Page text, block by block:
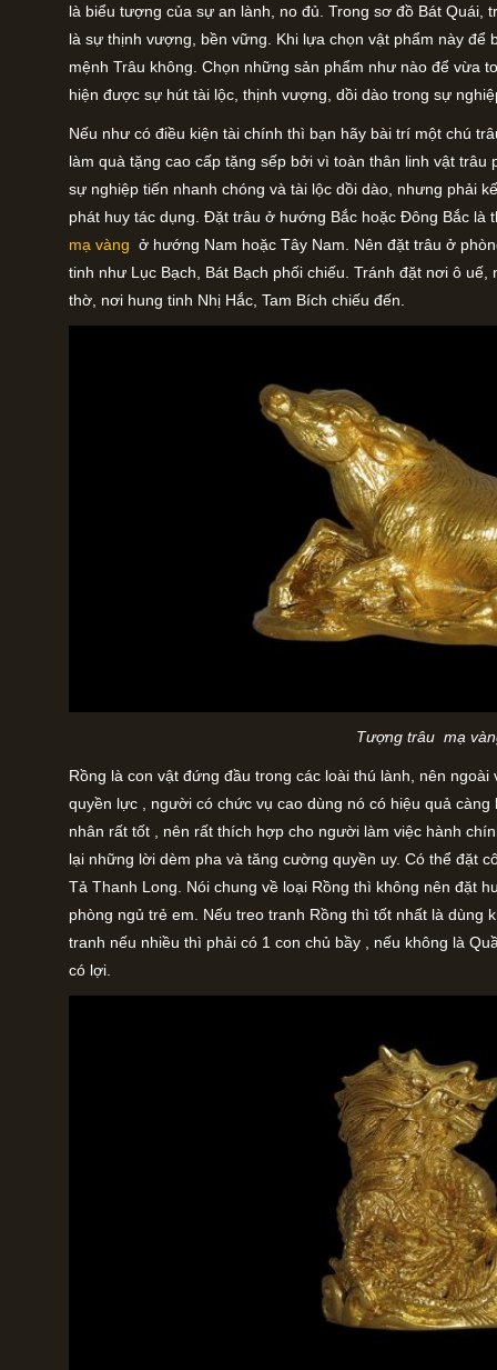
là biểu tượng của sự an lành, no đủ. Trong sơ đồ Bát Quái,
là sự thịnh vượng, bền vững. Khi lựa chọn vật phẩm này để
mệnh Trâu không. Chọn những sản phẩm như nào để vừa
hiện được sự hút tài lộc, thịnh vượng, dồi dào trong sự
Nếu như có điều kiện tài chính thì bạn hãy bài trí một chú
làm quà tặng cao cấp tặng sếp bởi vì toàn thân linh vật trâu
sự nghiệp tiến nhanh chóng và tài lộc dồi dào, nhưng phải
phát huy tác dụng. Đặt trâu ở hướng Bắc hoặc Đông Bắc
mạ vàng ở hướng Nam hoặc Tây Nam. Nên đặt trâu ở
tinh như Lục Bạch, Bát Bạch phối chiếu. Tránh đặt nơi ô
thờ, nơi hung tinh Nhị Hắc, Tam Bích chiếu đến.
Tượng trâu mạ
Rồng là con vật đứng đầu trong các loài thú lành, nên
quyền lực , người có chức vụ cao dùng nó có hiệu quả
nhân rất tốt , nên rất thích hợp cho người làm việc hành
lại những lời dèm pha và tăng cường quyền uy. Có thể đặt
Tả Thanh Long. Nói chung về loại Rồng thì không nên đặt
phòng ngủ trẻ em. Nếu treo tranh Rồng thì tốt nhất là dùng
tranh nếu nhiều thì phải có 1 con chủ bầy , nếu không là
có lợi.